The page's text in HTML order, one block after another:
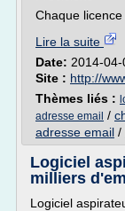
Chaque licence
Lire la suite
Date: 2014-
Site : http://
Thèmes liés :
adresse email /
adresse email /
Logiciel
milliers
Logiciel